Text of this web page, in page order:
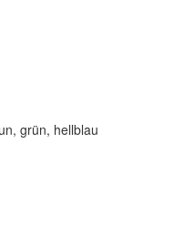
grün, hellblau